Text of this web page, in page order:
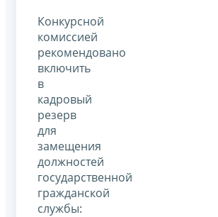
Конкурсной
комиссией
рекомендовано
включить
в
кадровый
резерв
для
замещения
должностей
государственной
гражданской
службы: